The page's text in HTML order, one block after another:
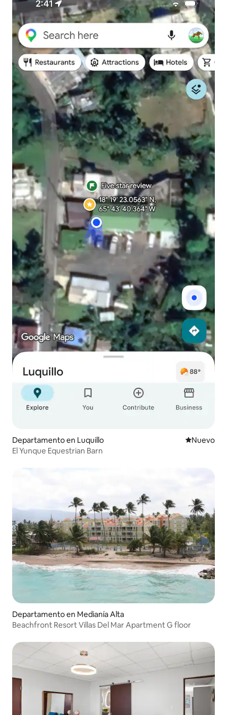
Departamento en Luquillo Nuevo
Nuevo
El Yunque Equestrian Barn
Departamento en Medianía Alta
Beachfront Resort Villas Del Mar Apartment G floor